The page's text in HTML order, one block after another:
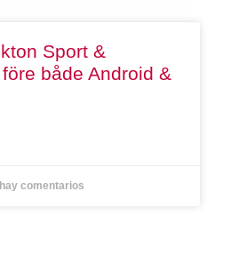
Sport &
både Android &
comentarios